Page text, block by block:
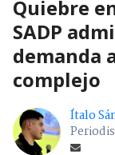
Quiebre
SADP
demanda
complejo
Ítalo